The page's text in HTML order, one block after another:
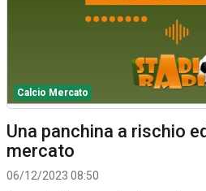
Calcio Mercato
Una panchina a rischio
mercato
06/12/2023 08:50